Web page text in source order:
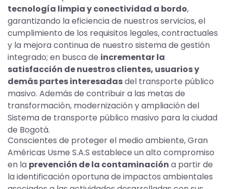
tecnología limpia y conectividad a bordo,
garantizando la eficiencia de nuestros servicios, el
cumplimiento de los requisitos legales, contractuales
y la mejora continua de nuestro sistema de gestión
integrado; en busca de incrementar la
satisfacción de nuestros clientes, usuarios y
demás partes interesadasdel transporte público
masivo. Además de contribuir a las metas de
transformación, modernización y ampliación del
Sistema de transporte público masivo para la ciudad
de Bogotá.
Conscientes de proteger el medio ambiente,Gran
Américas Usme S.A.S establece un alto compromiso
en la prevención de la contaminación a partir de
la identificación oportuna de impactos ambientales